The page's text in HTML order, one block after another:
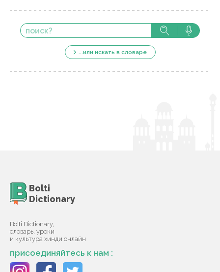
...или искать в словаре
Bolti
Dictionary
Bolti Dictionary,
словарь, уроки
и культура хинди онлайн
присоединяйтесь к нам :